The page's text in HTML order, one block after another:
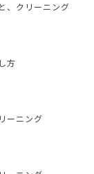
、クリーニング
方
ーニング